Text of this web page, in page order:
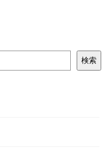
検索